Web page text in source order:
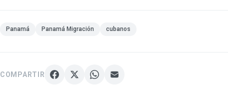
Panamá Panamá Migración cubanos
COMPARTIR